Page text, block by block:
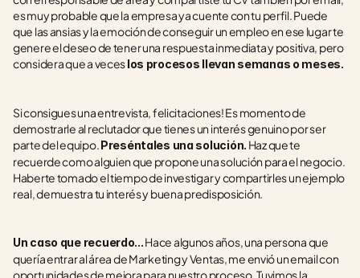
es muy probable que la empresa ya cuente con tu perfil. Puede
que las ansias y la emoción de conseguir un empleo en ese lugar te
genere el deseo de tener una respuesta inmediata y positiva, pero
considera que a veces los procesos llevan semanas o meses.
Si consigues una entrevista, felicitaciones! Es momento de
demostrarle al reclutador que tienes un interés genuino por ser
parte del equipo. Preséntales una solución. Haz que te
recuerde como alguien que propone una solución para el negocio.
Haberte tomado el tiempo de investigar y compartirles un ejemplo
real, demuestra tu interés y buena predisposición.
Un caso que recuerdo... Hace algunos años, una persona que
quería entrar al área de Marketing y Ventas, me envió un email con
oportunidades de mejora para nuestro proceso. Tuvimos la